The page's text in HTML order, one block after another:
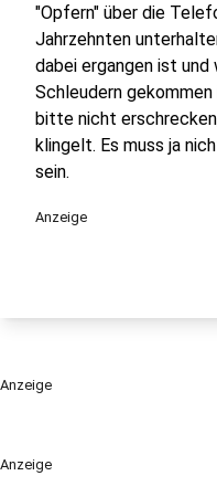
Anzeige
"Opfern" über die
Jahrzehnten
dabei ergangen ist
Schleudern
bitte nicht
klingelt. Es muss ja
sein.
Anzeige
Anzeige